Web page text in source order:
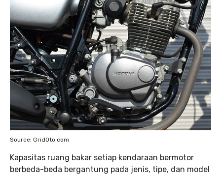
Source: GridOto.com
Kapasitas ruang bakar setiap kendaraan bermotor
berbeda-beda bergantung pada jenis, tipe, dan model